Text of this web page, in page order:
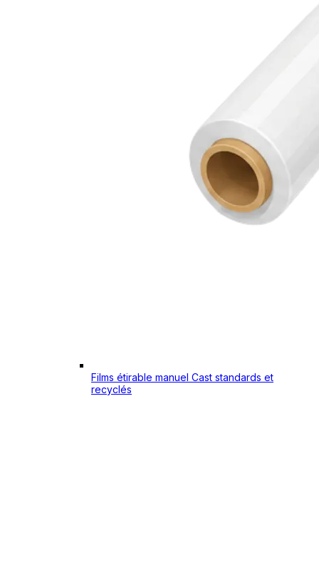
Films étirable manuel Cast standards et
recyclés